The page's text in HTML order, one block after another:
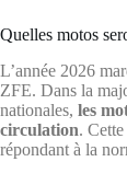
Quelles motos
L’année 2026
ZFE. Dans la
nationales, les
circulation.
répondant à la